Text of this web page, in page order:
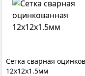
Сетка сварная
12x12x1.5мм